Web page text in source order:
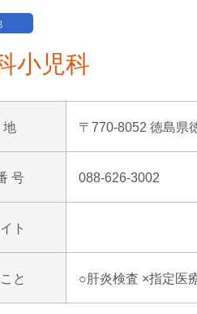
小児科
地 〒770-8052 徳島県
号 088-626-3002
ト
と ○肝炎検査 ×指定医